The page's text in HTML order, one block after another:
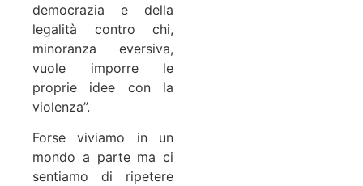
democrazia e della
legalità contro chi,
minoranza eversiva,
vuole imporre le
proprie idee con la
violenza”.
Forse viviamo in un
mondo a parte ma ci
sentiamo di ripetere